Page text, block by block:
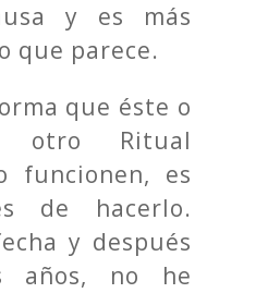
y es más
que parece.
que éste o
otro Ritual
funcionen, es
de hacerlo.
y después
años, no he